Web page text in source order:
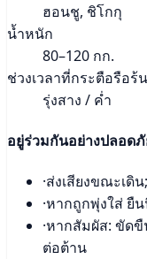
ฮอนชู, ชิโกกุ
น้ำหนัก
80–120 กก.
ช่วงเวลาที่กระตือรือร้น
รุ่งสาง / ค่ำ
อยู่ร่วมกันอย่างปลอด
·ส่งเสียงขณะเดิ
·หากถูกพุ่งใส่ ยืน
·หากสัมผัส: ขัด
ต่อต้าน